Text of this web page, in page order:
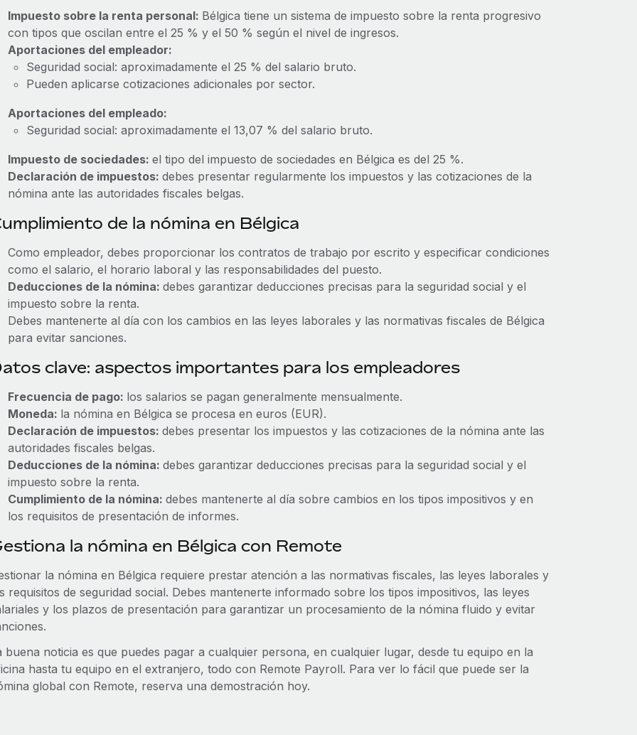
Impuesto sobre la renta personal: Bélgica tiene un sistema de impuesto sobre la renta progresivo
con tipos que oscilan entre el 25 % y el 50 % según el nivel de ingresos.
Aportaciones del empleador:
Seguridad social: aproximadamente el 25 % del salario bruto.
Pueden aplicarse cotizaciones adicionales por sector.
Aportaciones del empleado:
Seguridad social: aproximadamente el 13,07 % del salario bruto.
Impuesto de sociedades: el tipo del impuesto de sociedades en Bélgica es del 25 %.
Declaración de impuestos: debes presentar regularmente los impuestos y las cotizaciones de la
nómina ante las autoridades fiscales belgas.
de la nómina en Bélgica
Como empleador, debes proporcionar los contratos de trabajo por escrito y especificar condiciones
como el salario, el horario laboral y las responsabilidades del puesto.
Deducciones de la nómina: debes garantizar deducciones precisas para la seguridad social y el
impuesto sobre la renta.
Debes mantenerte al día con los cambios en las leyes laborales y las normativas fiscales de Bélgica
para evitar sanciones.
clave: aspectos importantes para los empleadores
Frecuencia de pago: los salarios se pagan generalmente mensualmente.
Moneda: la nómina en Bélgica se procesa en euros (EUR).
Declaración de impuestos: debes presentar los impuestos y las cotizaciones de la nómina ante las
autoridades fiscales belgas.
Deducciones de la nómina: debes garantizar deducciones precisas para la seguridad social y el
impuesto sobre la renta.
Cumplimiento de la nómina: debes mantenerte al día sobre cambios en los tipos impositivos y en
los requisitos de presentación de informes.
la nómina en Bélgica con Remote
la nómina en Bélgica requiere prestar atención a las normativas fiscales, las leyes laborales y
requisitos de seguridad social. Debes mantenerte informado sobre los tipos impositivos, las leyes
y los plazos de presentación para garantizar un procesamiento de la nómina fluido y evitar
buena noticia es que puedes pagar a cualquier persona, en cualquier lugar, desde tu equipo en la
hasta tu equipo en el extranjero, todo con Remote Payroll. Para ver lo fácil que puede ser la
global con Remote, reserva una demostración hoy.